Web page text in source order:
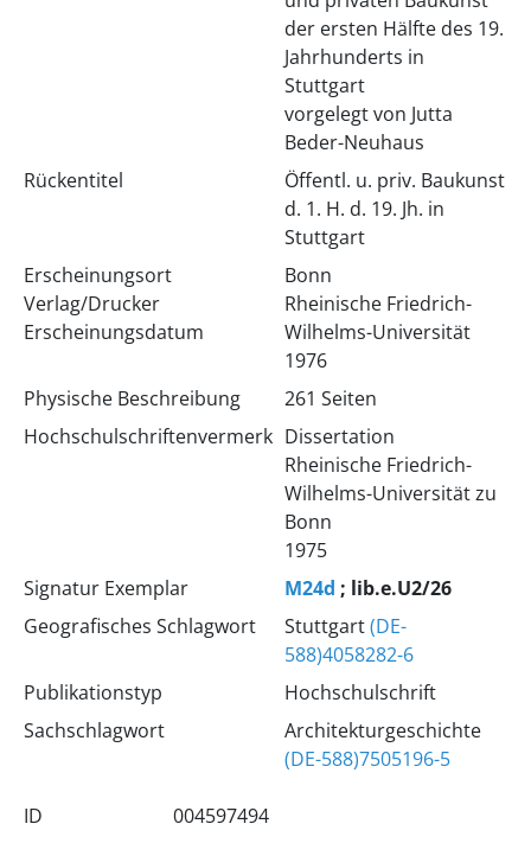
der ersten Hälfte des 19.
Jahrhunderts in
Stuttgart
vorgelegt von Jutta
Beder-Neuhaus
Rückentitel
Öffentl. u. priv. Baukunst
d. 1. H. d. 19. Jh. in
Stuttgart
Erscheinungsort
Verlag/Drucker
Erscheinungsdatum
Bonn
Rheinische Friedrich-
Wilhelms-Universität
1976
Physische Beschreibung
261 Seiten
Hochschulschriftenvermerk Dissertation
Rheinische Friedrich-
Wilhelms-Universität zu
Bonn
1975
Signatur Exemplar
M24d ; lib.e.U2/26
Geografisches Schlagwort
Stuttgart(DE-
588)4058282-6
Publikationstyp
Hochschulschrift
Sachschlagwort
Architekturgeschichte
(DE-588)7505196-5
ID 004597494